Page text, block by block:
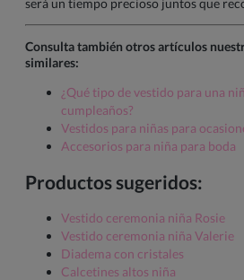
será un tiempo precioso juntos que
Consulta también otros artículos
similares:
¿Qué tipo de vestido para una
cumpleaños?
Vestidos para niñas para
Accesorios para niña para boda
Productos sugeridos:
Vestido ceremonia niña Rosie
Vestido ceremonia niña Valerie
Diadema con cristales
Calcetines altos niña